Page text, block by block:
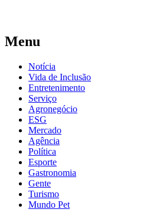
Menu
Notícia
Vida de Inclusão
Entretenimento
Serviço
Agronegócio
ESG
Mercado
Agência
Política
Esporte
Gastronomia
Gente
Turismo
Mundo Pet